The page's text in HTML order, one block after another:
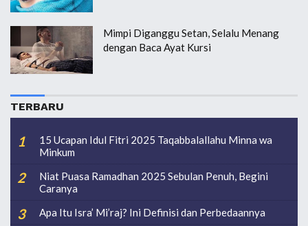
Mimpi Diganggu Setan, Selalu Menang
dengan Baca Ayat Kursi
TERBARU
15 Ucapan Idul Fitri 2025 Taqabbalallahu Minna wa
Minkum
Niat Puasa Ramadhan 2025 Sebulan Penuh, Begini
Caranya
Apa Itu Isra’ Mi’raj? Ini Definisi dan Perbedaannya